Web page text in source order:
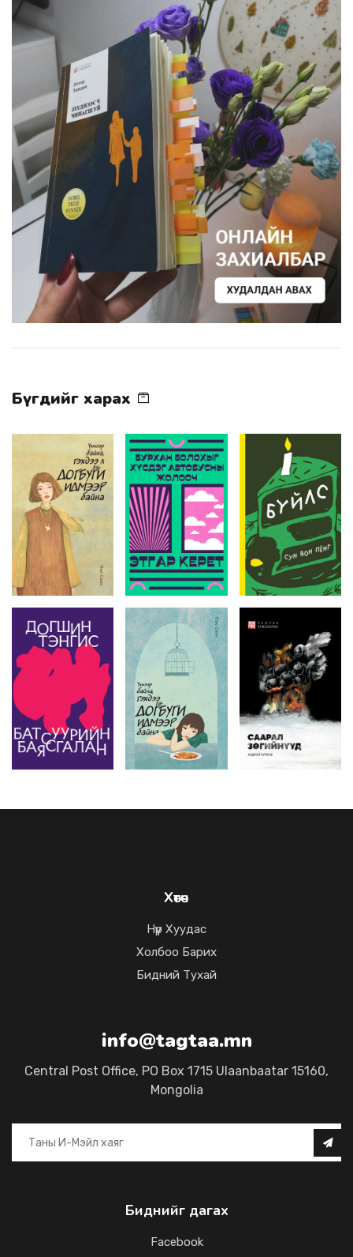
Бүгдийг харах
Хөтөч
Нүүр Хуудас
Холбоо Барих
Бидний Тухай
info@tagtaa.mn
Central Post Office, PO Box 1715 Ulaanbaatar 15160,
Mongolia
Биднийг дагах
Facebook